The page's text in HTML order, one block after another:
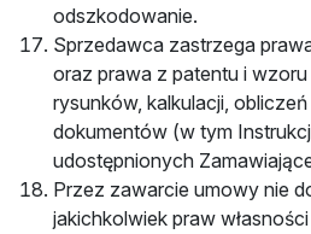
odszkodowanie.
Sprzedawca zastrzega
oraz prawa z patentu i
rysunków, kalkulacji,
dokumentów (w tym
udostępnionych
Przez zawarcie umowy nie
jakichkolwiek praw